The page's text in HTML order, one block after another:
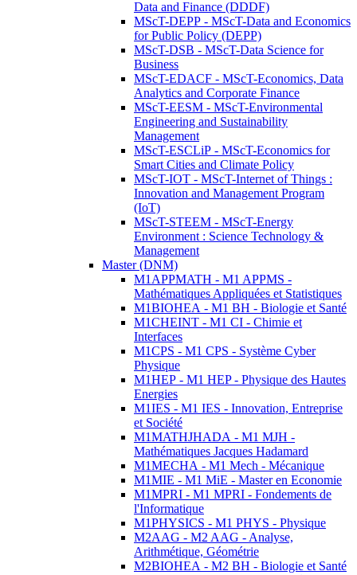
Data and Finance (DDDF)
MScT-DEPP - MScT-Data and Economics
for Public Policy (DEPP)
MScT-DSB - MScT-Data Science for
Business
MScT-EDACF - MScT-Economics, Data
Analytics and Corporate Finance
MScT-EESM - MScT-Environmental
Engineering and Sustainability
Management
MScT-ESCLiP - MScT-Economics for
Smart Cities and Climate Policy
MScT-IOT - MScT-Internet of Things :
Innovation and Management Program
(IoT)
MScT-STEEM - MScT-Energy
Environment : Science Technology &
Management
Master (DNM)
M1APPMATH - M1 APPMS -
Mathématiques Appliquées et Statistiques
M1BIOHEA - M1 BH - Biologie et Santé
M1CHEINT - M1 CI - Chimie et
Interfaces
M1CPS - M1 CPS - Système Cyber
Physique
M1HEP - M1 HEP - Physique des Hautes
Energies
M1IES - M1 IES - Innovation, Entreprise
et Société
M1MATHJHADA - M1 MJH -
Mathématiques Jacques Hadamard
M1MECHA - M1 Mech - Mécanique
M1MIE - M1 MiE - Master en Economie
M1MPRI - M1 MPRI - Fondements de
l'Informatique
M1PHYSICS - M1 PHYS - Physique
M2AAG - M2 AAG - Analyse,
Arithmétique, Géométrie
M2BIOHEA - M2 BH - Biologie et Santé